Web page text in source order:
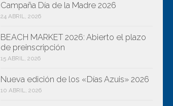
Campaña Día de la Madre 2026
24 ABRIL, 2026
BEACH MARKET 2026: Abierto el plazo
de preinscripción
15 ABRIL, 2026
Nueva edición de los «Días Azuis» 2026
10 ABRIL, 2026